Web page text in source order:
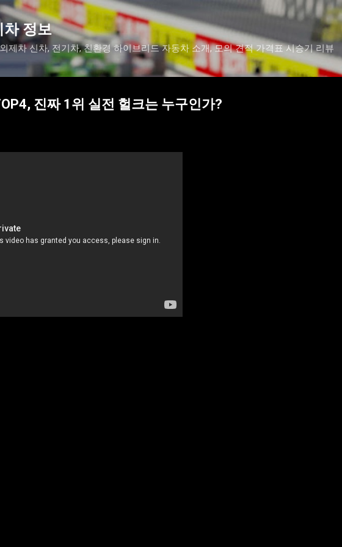
기본 콘텐츠로 건너뛰기
차 정보
제차 신차, 전기차, 친환경 하이브리드 자동차 소개, 모의 견적 가격표 시승기 리뷰
진짜 1위 실전 헐크는 누구인가?